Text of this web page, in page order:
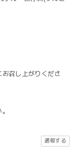
召し上がりくださ
通報する